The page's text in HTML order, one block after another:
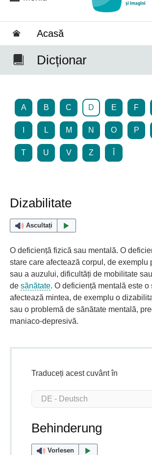
Acasă
Dicționar
A B C D E F
L M N O P
T U V Z
Dizabilitate
Ascultați
O deficiență fizică sau mentală. O
stare care afectează corpul, de exemplu
sau a auzului, dificultăți de mobilitate
de sănătate. O deficiență mentală este o
afectează mintea, de exemplu o
sau o problemă de sănătate mentală,
maniaco-depresivă.
Traduceți acest cuvânt în
Behinderung
Vorlesen